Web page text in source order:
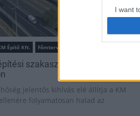
I want
Építő Kft. Főmterv Mérnöki Tervező Zrt.
szakasz indult be a Flórián
jelentős kihívás elé állítja a KM
folyamatosan halad az